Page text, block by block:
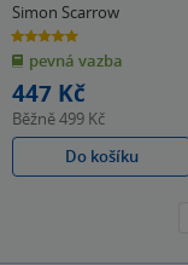
Simon Scarrow
5.0
z
5
hvězdiček
pevná vazba
447 Kč
Běžně499 Kč
Do košíku